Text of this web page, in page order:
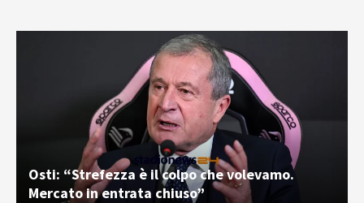
Osti: “Strefezza è il colpo che volevamo.
Mercato in entrata chiuso”